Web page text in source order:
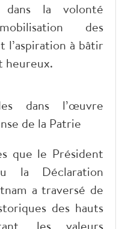
la volonté
des
l’aspiration à bâtir
heureux.
dans l’œuvre
de la Patrie
que le Président
Déclaration
a traversé de
des hauts